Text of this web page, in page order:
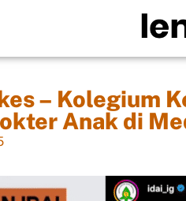
– Kolegium
Anak di